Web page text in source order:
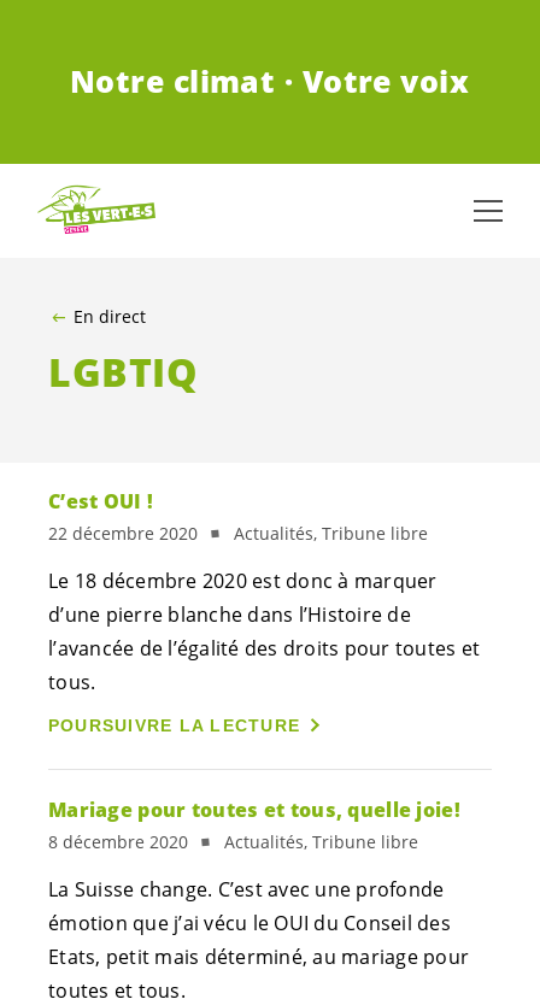
Notre climat · Votre voix
En direct
LGBTIQ
C’est OUI !
22 décembre 2020 Actualités, Tribune libre
Le 18 décembre 2020 est donc à marquer
d’une pierre blanche dans l’Histoire de
l’avancée de l’égalité des droits pour toutes et
tous.
POURSUIVRE LA LECTURE
Mariage pour toutes et tous, quelle joie!
8 décembre 2020 Actualités, Tribune libre
La Suisse change. C’est avec une profonde
émotion que j’ai vécu le OUI du Conseil des
Etats, petit mais déterminé, au mariage pour
toutes et tous.